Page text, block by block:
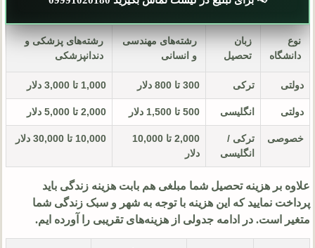
نوع
دانشگاه
زبان
تحصیل
رشته‌های مهندسی
و انسانی
رشته‌های پزشکی و
دندانپزشکی
دولتی ترکی 300 تا 800 دلار 1,000 تا 3,000 دلار
دولتی انگلیسی 500 تا 1,500 دلار 2,000 تا 5,000 دلار
خصوصی
ترکی /
انگلیسی
2,000 تا 10,000
دلار
10,000 تا 30,000 دلار
علاوه بر هزینه تحصیل شما مبلغی هم بابت هزینه زندگی باید
پرداخت نمایید که این هزینه با توجه به شهر و سبک زندگی شما
متغیر است. در ادامه جدولی از هزینه‌های تقریبی را آورده ایم.